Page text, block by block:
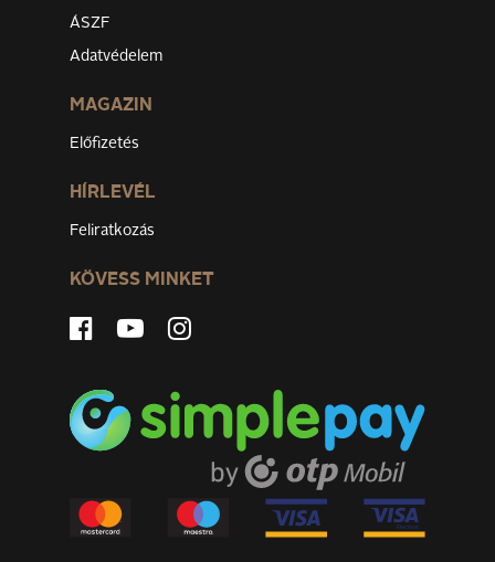
ÁSZF
Adatvédelem
MAGAZIN
Előfizetés
HÍRLEVÉL
Feliratkozás
KÖVESS MINKET